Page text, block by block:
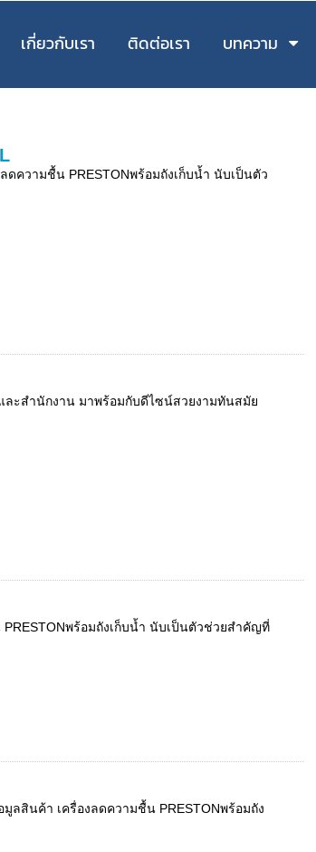
เกี่ยวกับเรา ติดต่อเรา บทความ
ดความชื้น PRESTONพร้อมถังเก็บน้ำ นับเป็นตัว
ละสำนักงาน มาพร้อมกับดีไซน์สวยงามทันสมัย
พร้อมถังเก็บน้ำ นับเป็นตัวช่วยสำคัญที่
ลสินค้า เครื่องลดความชื้น PRESTONพร้อมถัง